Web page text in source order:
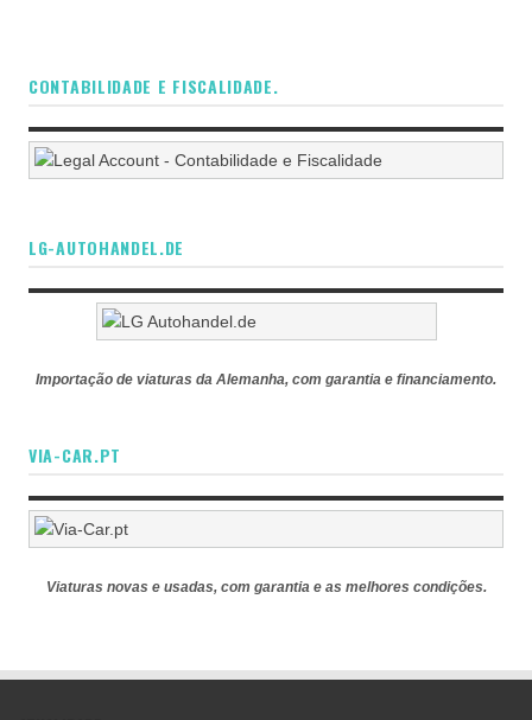
CONTABILIDADE E FISCALIDADE.
LG-AUTOHANDEL.DE
Importação de viaturas da Alemanha, com garantia e financiamento.
VIA-CAR.PT
Viaturas novas e usadas, com garantia e as melhores condições.